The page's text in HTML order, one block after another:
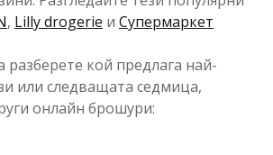
, Lilly drogerie и Супермаркет
разберете кой предлага най-
или следващата седмица,
онлайн брошури: